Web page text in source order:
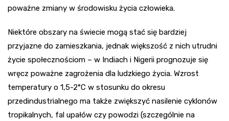
poważne zmiany w środowisku życia człowieka.
Niektóre obszary na świecie mogą stać się bardziej
przyjazne do zamieszkania, jednak większość z nich utrudni
życie społecznościom – w Indiach i Nigerii prognozuje się
wręcz poważne zagrożenia dla ludzkiego życia. Wzrost
temperatury o 1,5-2°C w stosunku do okresu
przedindustrialnego ma także zwiększyć nasilenie cyklonów
tropikalnych, fal upałów czy powodzi (szczególnie na